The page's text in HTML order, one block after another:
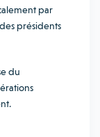
par
présidents
du